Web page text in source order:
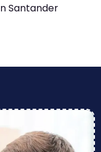
Santander